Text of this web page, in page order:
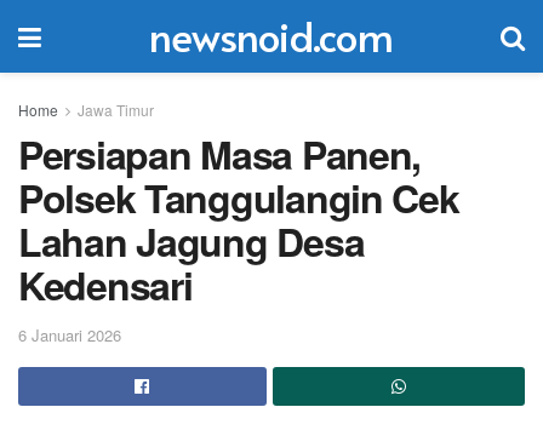
newsnoid.com
Home Jawa Timur
Persiapan Masa Panen,
Polsek Tanggulangin Cek
Lahan Jagung Desa
Kedensari
6 Januari 2026